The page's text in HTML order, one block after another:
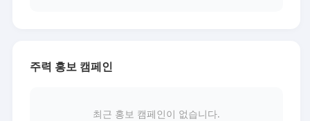
주력 홍보 캠페인
최근 홍보 캠페인이 없습니다.